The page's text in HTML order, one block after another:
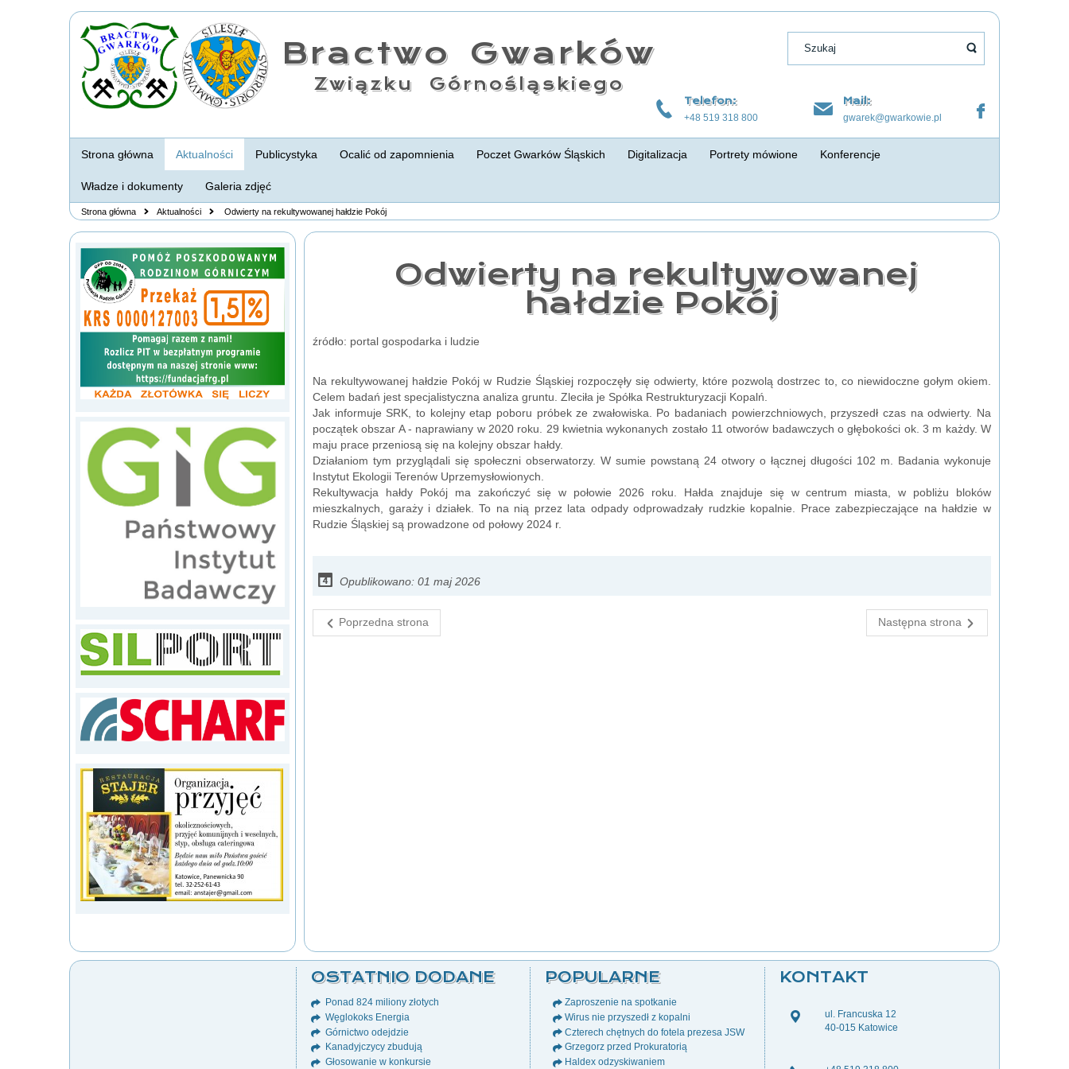
Bractwo Gwarków
Związku Górnośląskiego
Telefon:
+48 519 318 800
Mail:
gwarek@gwarkowie.pl
Strona główna Aktualności Publicystyka Ocalić od zapomnienia Poczet Gwarków Śląskich Digitalizacja Portrety mówione Konferencje
Władze i dokumenty Galeria zdjęć
Strona główna Aktualności Odwierty na rekultywowanej hałdzie Pokój
Odwierty na rekultywowanej
hałdzie Pokój
źródło: portal gospodarka i ludzie
Na rekultywowanej hałdzie Pokój w Rudzie Śląskiej rozpoczęły się odwierty, które pozwolą dostrzec to, co niewidoczne gołym okiem.
Celem badań jest specjalistyczna analiza gruntu. Zleciła je Spółka Restrukturyzacji Kopalń.
Jak informuje SRK, to kolejny etap poboru próbek ze zwałowiska. Po badaniach powierzchniowych, przyszedł czas na odwierty. Na
początek obszar A - naprawiany w 2020 roku. 29 kwietnia wykonanych zostało 11 otworów badawczych o głębokości ok. 3 m każdy. W
maju prace przeniosą się na kolejny obszar hałdy.
Działaniom tym przyglądali się społeczni obserwatorzy. W sumie powstaną 24 otwory o łącznej długości 102 m. Badania wykonuje
Instytut Ekologii Terenów Uprzemysłowionych.
Rekultywacja hałdy Pokój ma zakończyć się w połowie 2026 roku. Hałda znajduje się w centrum miasta, w pobliżu bloków
mieszkalnych, garaży i działek. To na nią przez lata odpady odprowadzały rudzkie kopalnie. Prace zabezpieczające na hałdzie w
Rudzie Śląskiej są prowadzone od połowy 2024 r.
Opublikowano: 01 maj 2026
Poprzedna strona Następna strona
OSTATNIO DODANE
Ponad 824 miliony złotych
Węglokoks Energia
Górnictwo odejdzie
Kanadyjczycy zbudują
Głosowanie w konkursie
POPULARNE
Zaproszenie na spotkanie
Wirus nie przyszedł z kopalni
Czterech chętnych do fotela prezesa JSW
Grzegorz przed Prokuratorią
Haldex odzyskiwaniem
KONTAKT
ul. Francuska 12
40-015 Katowice